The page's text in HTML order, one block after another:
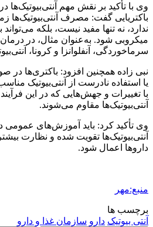
وی با تأکید بر نقش مهم آنتی‌بیوتیک‌ها
باکتریایی گفت: مصرف آنتی‌بیوتیک‌ها
ندارد، نه تنها مفید نیست، بلکه
میکروبی شود. به‌عنوان مثال، در
سرماخوردگی، آنفلوانزا و کرونا،
نبی زاده همچنین افزود: باکتری‌ها
یا استفاده نادرست از آنتی‌بیوتیک
با تغییرات و جهش‌هایی که در این
آنتی‌بیوتیک‌ها مقاوم می‌شوند.
وی تأکید کرد: باید آموزش‌های
آنتی‌بیوتیک‌ها تقویت شده و نظارت
داروها اعمال شود.
منبع:مهر
برچسب ها
آنتی بیوتیک دارو سازمان غذا و دارو